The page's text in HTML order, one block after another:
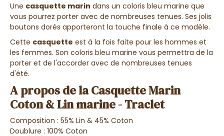
Une casquette marin dans un coloris bleu marine que
vous pourrez porter avec de nombreuses tenues. Ses jolis
boutons dorés apporteront la touche finale à ce modèle.
Cette casquette est à la fois faite pour les hommes et
les femmes. Son coloris bleu marine vous permettra de la
porter et de l'accorder avec de nombreuses tenues
d'été.
A propos de la Casquette Marin
Coton & Lin marine - Traclet
Composition : 55% Lin & 45% Coton
Doublure : 100% Coton